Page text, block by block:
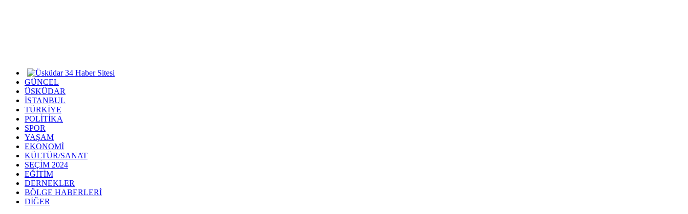
GÜNCEL
ÜSKÜDAR
İSTANBUL
TÜRKİYE
POLİTİKA
SPOR
YAŞAM
EKONOMİ
KÜLTÜR/SANAT
SEÇİM 2024
EĞİTİM
DERNEKLER
BÖLGE HABERLERİ
DİĞER